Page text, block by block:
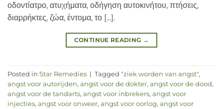
οδοντίατρο, ατυχήματα, οδήγηση αυτοκινήτου, πτήσεις,
διαρρήκτες, ζώα, έντομα, το [...].
CONTINUE READING →
Posted in Star Remedies | Tagged "ziek worden van angst",
angst voor autorijden, angst voor de dokter, angst voor de dood,
angst voor de tandarts, angst voor inbrekers, angst voor
injecties, angst voor onweer, angst voor oorlog, angst voor